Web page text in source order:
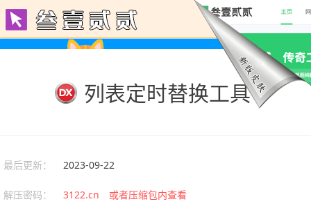
列表定时替换工具
最后更新： 2023-09-22
解压密码： 3122.cn 或者压缩包内查看